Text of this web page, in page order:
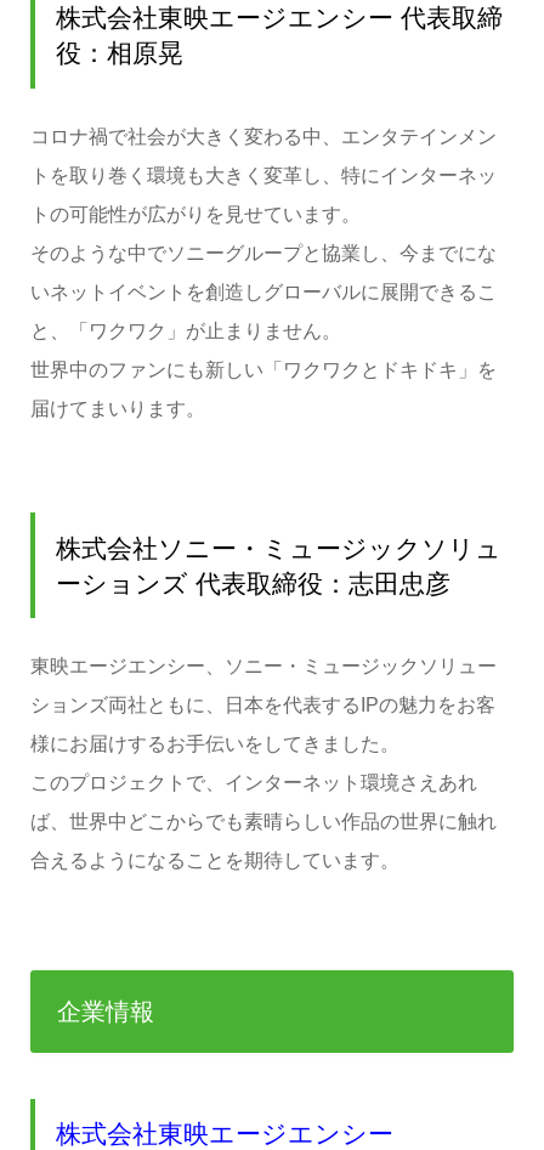
株式会社東映エージエンシー 代表取締
役：相原晃
コロナ禍で社会が大きく変わる中、エンタテインメン
トを取り巻く環境も大きく変革し、特にインターネッ
トの可能性が広がりを見せています。
そのような中でソニーグループと協業し、今までにな
いネットイベントを創造しグローバルに展開できるこ
と、「ワクワク」が止まりません。
世界中のファンにも新しい「ワクワクとドキドキ」を
届けてまいります。
株式会社ソニー・ミュージックソリュ
ーションズ 代表取締役：志田忠彦
東映エージエンシー、ソニー・ミュージックソリュー
ションズ両社ともに、日本を代表するIPの魅力をお客
様にお届けするお手伝いをしてきました。
このプロジェクトで、インターネット環境さえあれ
ば、世界中どこからでも素晴らしい作品の世界に触れ
合えるようになることを期待しています。
企業情報
株式会社東映エージエンシー